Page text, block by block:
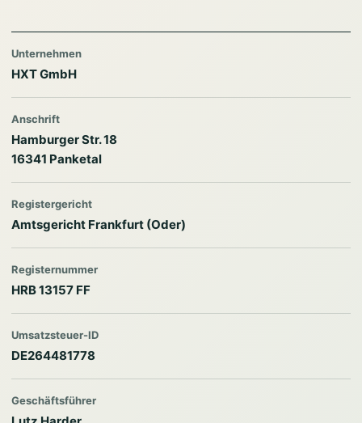
Unternehmen
HXT GmbH
Anschrift
Hamburger Str. 18
16341 Panketal
Registergericht
Amtsgericht Frankfurt (Oder)
Registernummer
HRB 13157 FF
Umsatzsteuer-ID
DE264481778
Geschäftsführer